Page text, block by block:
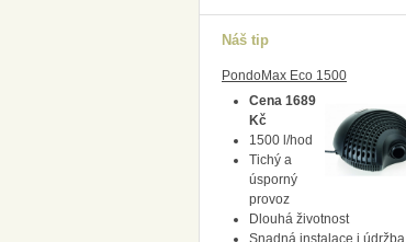
Náš tip
PondoMax Eco 1500
Cena 1689
Kč
1500 l/hod
Tichý a
úsporný
provoz
Dlouhá životnost
Snadná instalace i údržba